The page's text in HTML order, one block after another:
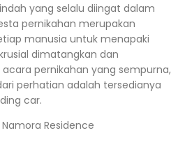
yang selalu diingat dalam
pernikahan merupakan
manusia untuk menapaki
dimatangkan dan
pernikahan yang sempurna,
perhatian adalah tersedianya
car.